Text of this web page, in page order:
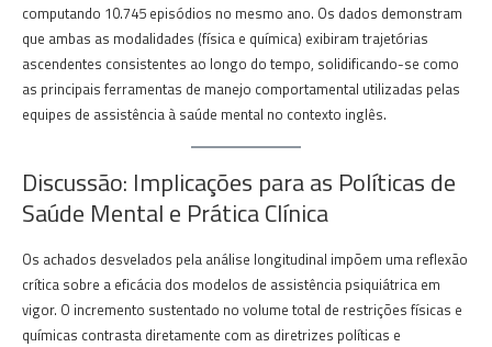
computando 10.745 episódios no mesmo ano. Os dados demonstram
que ambas as modalidades (física e química) exibiram trajetórias
ascendentes consistentes ao longo do tempo, solidificando-se como
as principais ferramentas de manejo comportamental utilizadas pelas
equipes de assistência à saúde mental no contexto inglês.
Discussão: Implicações para as Políticas de
Saúde Mental e Prática Clínica
Os achados desvelados pela análise longitudinal impõem uma reflexão
crítica sobre a eficácia dos modelos de assistência psiquiátrica em
vigor. O incremento sustentado no volume total de restrições físicas e
químicas contrasta diretamente com as diretrizes políticas e